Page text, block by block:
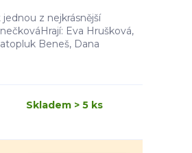
z nejkrásnější
Eva Hrušková,
Beneš, Dana
Skladem > 5 ks